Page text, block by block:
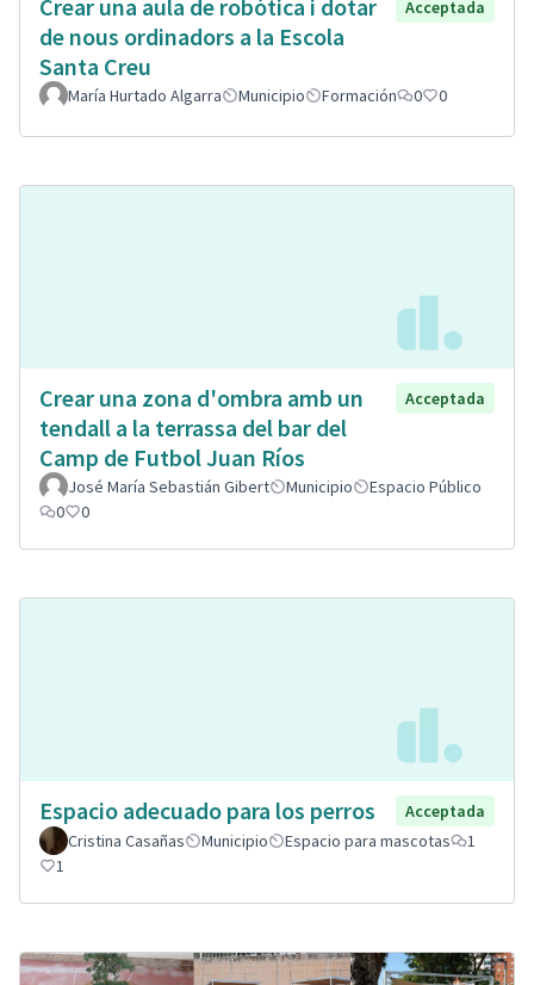
Crear una aula de robòtica i dotar
de nous ordinadors a la Escola
Santa Creu
Acceptada
María Hurtado Algarra Municipio Formación 0 0
Crear una zona d'ombra amb un
tendall a la terrassa del bar del
Camp de Futbol Juan Ríos
Acceptada
José María Sebastián Gibert Municipio
Espacio Público
0
0
Espacio adecuado para los perros
Acceptada
Cristina Casañas
Municipio Espacio para mascotas
1
1